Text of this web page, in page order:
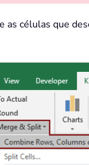
as células que